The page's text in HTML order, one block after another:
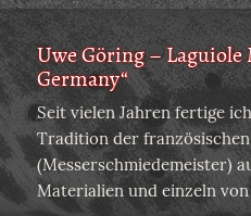
Uwe Göring – Laguiole
Germany“
Seit vielen Jahren fertige
Tradition der
(Messerschmiedemeister)
Materialien und einzeln